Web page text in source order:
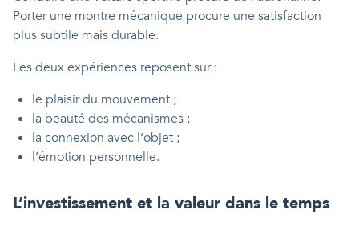
Porter une montre mécanique procure une satisfaction
plus subtile mais durable.
Les deux expériences reposent sur :
le plaisir du mouvement ;
la beauté des mécanismes ;
la connexion avec l’objet ;
l’émotion personnelle.
L’investissement et la valeur dans le temps